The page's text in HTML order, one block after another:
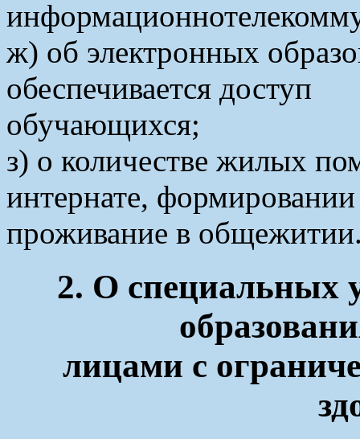
ж) об электронных
обеспечивается доступ
обучающихся;
з) о количестве жилых
интернате,
проживание в
2. О специальных
лицами с